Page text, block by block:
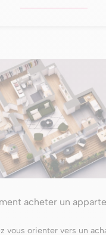
acheter un
vous orienter vers un